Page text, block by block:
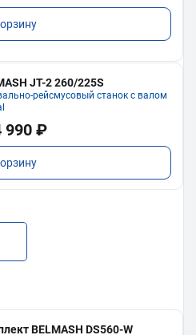
JT-2 260/225S
рейсмусовый станок с валом
990 ₽
BELMASH DS560-W